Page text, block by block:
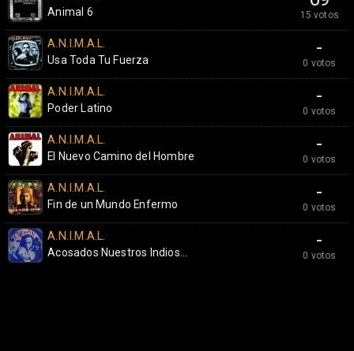
15 votos
Animal 6
-
0 votos
A.N.I.M.A.L.
Usa Toda Tu Fuerza
-
0 votos
A.N.I.M.A.L.
Poder Latino
-
0 votos
A.N.I.M.A.L.
El Nuevo Camino del Hombre
-
0 votos
A.N.I.M.A.L.
Fin de un Mundo Enfermo
-
0 votos
A.N.I.M.A.L.
Acosados Nuestros Indios...